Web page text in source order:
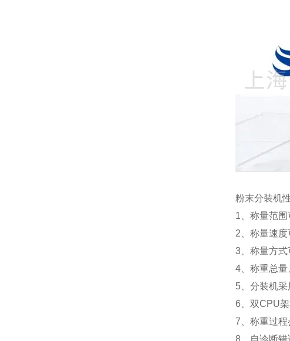
粉末分装机
1、称量范围
2、称量速度
3、称量方式
4、称重总
5、分装机
6、双CPU
7、称重过
8、自诊断